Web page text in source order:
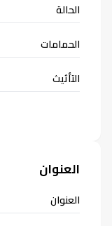
الحالة
الحمامات
التأثيث
العنوان
العنوان